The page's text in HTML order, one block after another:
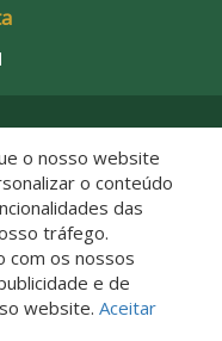
o nosso website
o conteúdo
das
tráfego.
com os nossos
e de
website. Aceitar